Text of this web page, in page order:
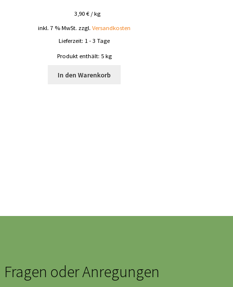
3,90 €/kg
inkl. 7 % MwSt. zzgl.Versandkosten
Lieferzeit: 1 - 3 Tage
Produkt enthält: 5 kg
In den Warenkorb
Fragen oder Anregungen